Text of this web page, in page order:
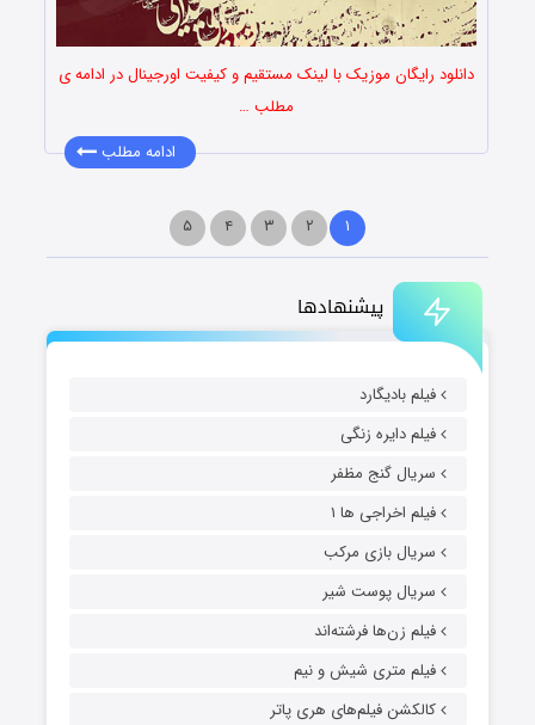
پیشنهادها
فیلم بادیگارد
فیلم دایره زنگی
سریال گنج مظفر
فیلم اخراجی ها ۱
سریال بازی مرکب
سریال پوست شیر
فیلم زن‌ها فرشته‌اند
فیلم متری شیش و نیم
کالکشن فیلم‌های هری پاتر
دانلود رایگان موزیک با لینک مستقیم و کیفیت اورجینال در ادامه ی
مطلب …
ادامه مطلب
۱ ۲ ۳ ۴ ۵